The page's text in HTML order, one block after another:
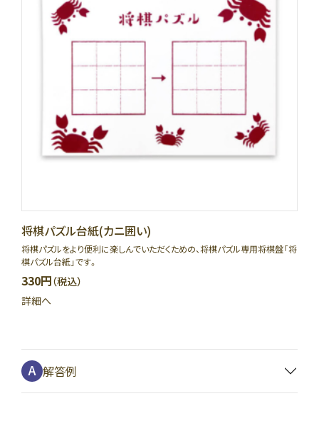
将棋パズル台紙(カニ囲い)
将棋パズルをより便利に楽しんでいただくための、将棋パズル専用将棋盤「将
棋パズル台紙」です。
330円（税込）
詳細へ
解答例